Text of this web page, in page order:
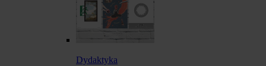
Dydaktyka